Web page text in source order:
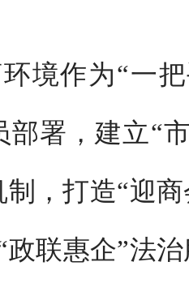
境作为“一
部署，建立“
，打造“迎
政联惠企”法